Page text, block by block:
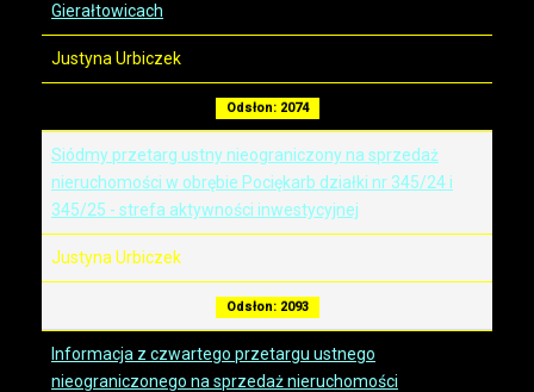
Gierałtowicach
Justyna Urbiczek
Odsłon: 2074
Siódmy przetarg ustny nieograniczony na sprzedaż
nieruchomości w obrębie Pociękarb działki nr 345/24 i
345/25 - strefa aktywności inwestycyjnej
Justyna Urbiczek
Odsłon: 2093
Informacja z czwartego przetargu ustnego
nieograniczonego na sprzedaż nieruchomości